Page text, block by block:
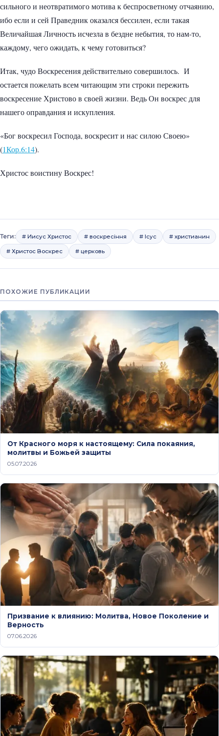
сильного и неотвратимого мотива к беспросветному отчаянию,
ибо если и сей Праведник оказался бессилен, если такая
Величайшая Личность исчезла в бездне небытия, то нам-то,
каждому, чего ожидать, к чему готовиться?
Итак, чудо Воскресения действительно совершилось. И
остается пожелать всем читающим эти строки пережить
воскресение Христово в своей жизни. Ведь Он воскрес для
нашего оправдания и искупления.
«Бог воскресил Господа, воскресит и нас силою Своею»
(1Кор.6:14).
Христос воистину Воскрес!
Теги: # Иисус Христос # воскресіння # Ісус # христианин
# Христос Воскрес # церковь
ПОХОЖИЕ ПУБЛИКАЦИИ
От Красного моря к настоящему: Сила покаяния,
молитвы и Божьей защиты
05.07.2026
Призвание к влиянию: Молитва, Новое Поколение и
Верность
07.06.2026